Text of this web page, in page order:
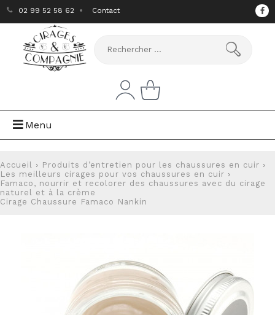
02 99 52 58 62 Contact
Menu
Accueil › Produits d’entretien pour les chaussures en cuir ›
Les meilleurs cirages pour vos chaussures en cuir ›
Famaco, nourrir et recolorer des chaussures avec du cirage
naturel et à la crème
Cirage Chaussure Famaco Nankin